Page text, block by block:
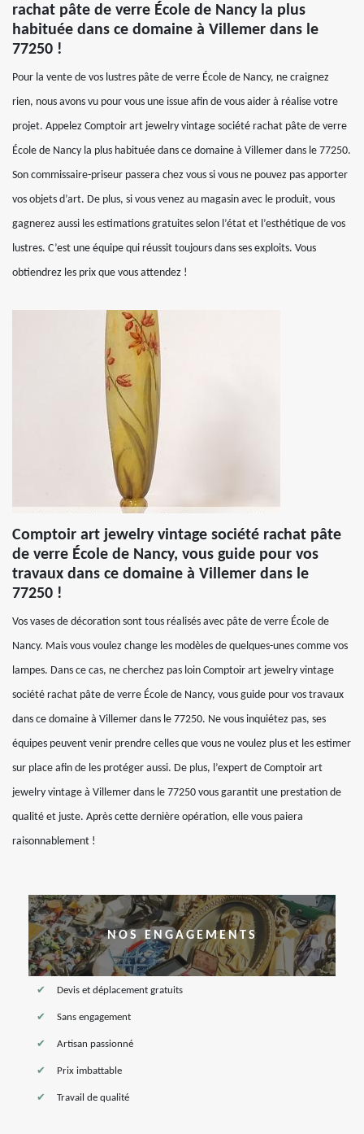
rachat pâte de verre École de Nancy la plus
habituée dans ce domaine à Villemer dans le
77250 !
Pour la vente de vos lustres pâte de verre École de Nancy, ne craignez
rien, nous avons vu pour vous une issue afin de vous aider à réalise votre
projet. Appelez Comptoir art jewelry vintage société rachat pâte de verre
École de Nancy la plus habituée dans ce domaine à Villemer dans le 77250.
Son commissaire-priseur passera chez vous si vous ne pouvez pas apporter
vos objets d’art. De plus, si vous venez au magasin avec le produit, vous
gagnerez aussi les estimations gratuites selon l’état et l’esthétique de vos
lustres. C’est une équipe qui réussit toujours dans ses exploits. Vous
obtiendrez les prix que vous attendez !
Comptoir art jewelry vintage société rachat pâte
de verre École de Nancy, vous guide pour vos
travaux dans ce domaine à Villemer dans le
77250 !
Vos vases de décoration sont tous réalisés avec pâte de verre École de
Nancy. Mais vous voulez change les modèles de quelques-unes comme vos
lampes. Dans ce cas, ne cherchez pas loin Comptoir art jewelry vintage
société rachat pâte de verre École de Nancy, vous guide pour vos travaux
dans ce domaine à Villemer dans le 77250. Ne vous inquiétez pas, ses
équipes peuvent venir prendre celles que vous ne voulez plus et les estimer
sur place afin de les protéger aussi. De plus, l’expert de Comptoir art
jewelry vintage à Villemer dans le 77250 vous garantit une prestation de
qualité et juste. Après cette dernière opération, elle vous paiera
raisonnablement !
NOS ENGAGEMENTS
Devis et déplacement gratuits
Sans engagement
Artisan passionné
Prix imbattable
Travail de qualité